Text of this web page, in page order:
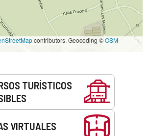
contributors. Geocoding ©OSM
TURÍSTICOS
VIRTUALES